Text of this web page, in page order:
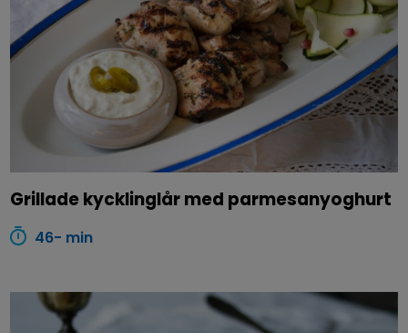
Grillade kycklinglår med parmesanyoghurt
46- min